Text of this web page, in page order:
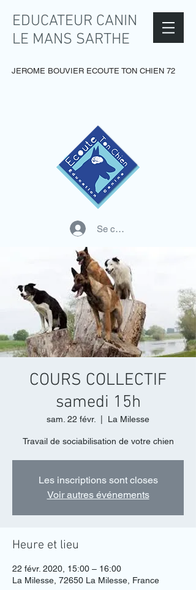
EDUCATEUR CANIN
LE MANS SARTHE
JEROME BOUVIER ECOUTE TON CHIEN 72
Se connecter
COURS COLLECTIF
samedi 15h
sam. 22 févr. La Milesse
Travail de sociabilisation de votre chien
Les inscriptions sont closes
Voir autres événements
Heure et lieu
22 févr. 2020, 15:00 – 16:00
La Milesse, 72650 La Milesse, France